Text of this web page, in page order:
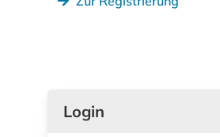
Login